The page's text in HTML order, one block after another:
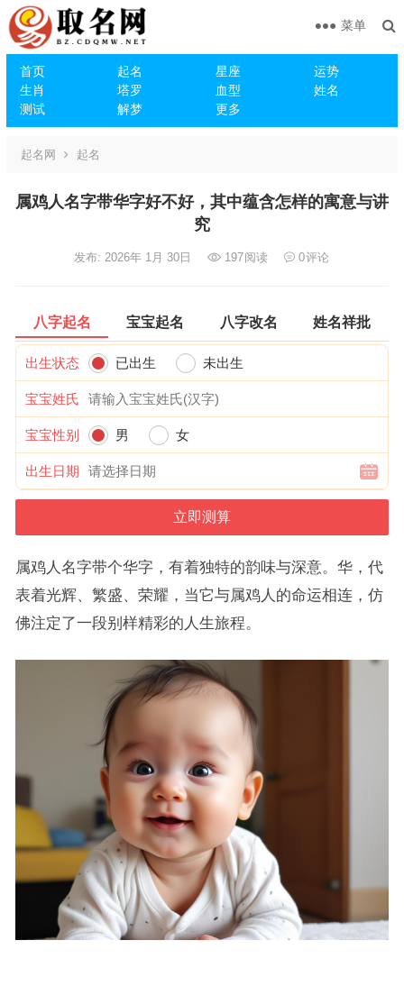
首页 起名 星座
运势
生肖
塔罗 血型
姓名
测试
解梦 更多
菜单
起名网 起名
属鸡人名字带华字好不好，其中蕴含怎样的寓意与讲
究
发布: 2026年 1月 30日 197阅读 0评论
八字起名 宝宝起名 八字改名 姓名祥批
出生状态 已出生 未出生
宝宝姓氏
宝宝性别 男 女
出生日期
属鸡人名字带个华字，有着独特的韵味与深意。华，代
表着光辉、繁盛、荣耀，当它与属鸡人的命运相连，仿
佛注定了一段别样精彩的人生旅程。